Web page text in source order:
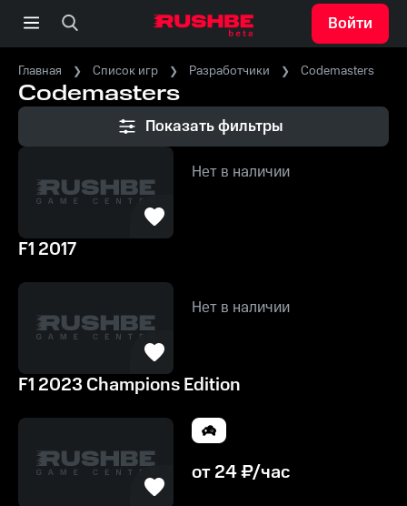
Войти
Главная Список игр Разработчики Codemasters
Codemasters
Показать фильтры
Нет в наличии
F1 2017
Нет в наличии
F1 2023 Champions Edition
от24₽/час